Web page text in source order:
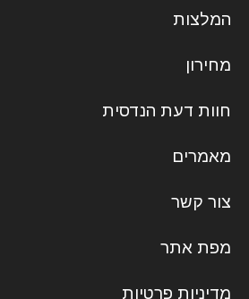
המלצות
מחירון
חוות דעת הנדסית
מאמרים
צור קשר
מפת אתר
מדיניות פרטיות